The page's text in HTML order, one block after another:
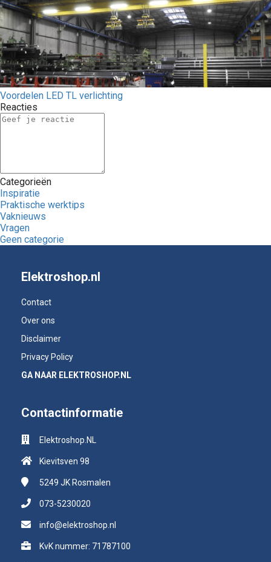
Voordelen LED TL verlichting
Reacties
Categorieën
Inspiratie
Praktische werktips
Vaknieuws
Vragen
Geen categorie
Elektroshop.nl
Contact
Over ons
Disclaimer
Privacy Policy
GA NAAR ELEKTROSHOP.NL
Contactinformatie
Elektroshop.NL
Kievitsven 98
5249 JK Rosmalen
073-5230020
info@elektroshop.nl
KvK nummer: 71787100